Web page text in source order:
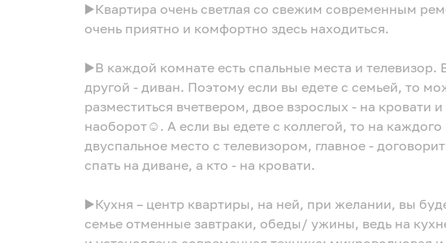
▶️Квартира очень светлая со свежим современным
очень приятно и комфортно здесь находиться.
▶️В каждой комнате есть спальные места и телевизор.
другой - диван. Поэтому если вы едете с семьей, то
разместиться вчетвером, двое взрослых - на кровати
наоборот☺. А если вы едете с коллегой, то на
двуспальное место с телевизором, главное -
спать на диване, а кто - на кровати.
▶️Кухня – центр квартиры, на ней, при желании, вы
семье отменные завтраки, обеды/ ужины, ведь на